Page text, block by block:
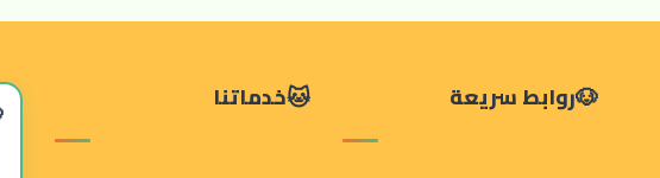
روابط سريعة خدماتنا